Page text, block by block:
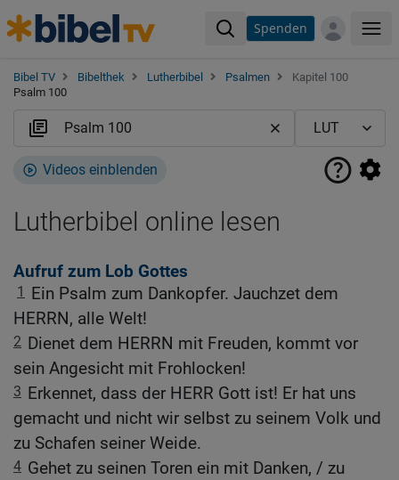
Spenden
Bibel TV Bibelthek Lutherbibel Psalmen
Kapitel 100
Psalm 100
Videos einblenden
Lutherbibel online lesen
Aufruf zum Lob Gottes
1
Ein Psalm zum Dankopfer. Jauchzet dem
HERRN, alle Welt!
2 Dienet dem HERRN mit Freuden, kommt vor
sein Angesicht mit Frohlocken!
3 Erkennet, dass der HERR Gott ist! Er hat uns
gemacht und nicht wir selbst zu seinem Volk und
zu Schafen seiner Weide.
4 Gehet zu seinen Toren ein mit Danken, / zu